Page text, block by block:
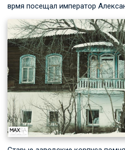
врмя посещал император